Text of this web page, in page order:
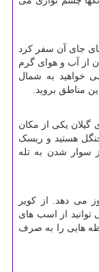
جای آن سفر کرد
از آب و هوای گرم
خواهید به شمال
مناطق بروید.
گیلان یکی از مکان
هستید و ریسک
سوار شدن به تله
می دهد. از کویر
توانید از اسب های
هایی را به صرف